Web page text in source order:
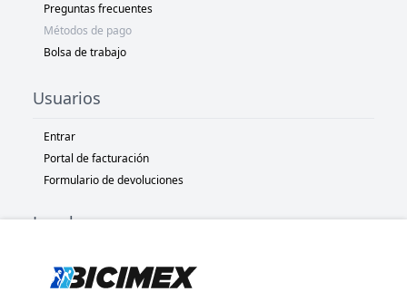
Preguntas frecuentes
Métodos de pago
Bolsa de trabajo
Usuarios
Entrar
Portal de facturación
Formulario de devoluciones
Legal
Políticas de privacidad